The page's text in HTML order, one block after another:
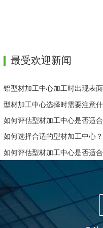
最受欢迎新闻
铝型材加工中心加工时出现表
型材加工中心选择时需要注意
如何评估型材加工中心是否适
如何选择合适的型材加工中心？
如何评估型材加工中心是否适